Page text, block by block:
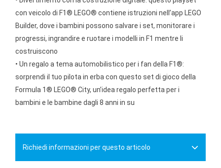
con veicolo di F1® LEGO® contiene istruzioni nell’app LEGO
Builder, dove i bambini possono salvare i set, monitorare i
progressi, ingrandire e ruotare i modelli in F1 mentre li
costruiscono
• Un regalo a tema automobilistico per i fan della F1®:
sorprendi il tuo pilota in erba con questo set di gioco della
Formula 1® LEGO® City, un’idea regalo perfetta per i
bambini e le bambine dagli 8 anni in su
Richiedi informazioni per questo articolo